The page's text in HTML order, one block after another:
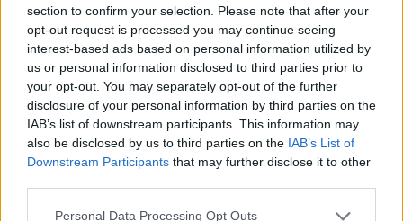
section to confirm your selection. Please note that after your
opt-out request is processed you may continue seeing
interest-based ads based on personal information utilized by
us or personal information disclosed to third parties prior to
your opt-out. You may separately opt-out of the further
disclosure of your personal information by third parties on the
IAB’s list of downstream participants. This information may
also be disclosed by us to third parties on the IAB’s List of
Downstream Participants that may further disclose it to other
Personal Data Processing Opt Outs
over en bryggekant, et halegatt eller over
rekka på båten. De bevisste har laget
skamfilingsmatter eller såkalte smertinger
som gjerne kan være skinnlapper snurret
rundt tauet i en løkke og sydd fast.
Smerting eller skamfilingsstrømpe er viktig for å
beskytte fortøyningstau.